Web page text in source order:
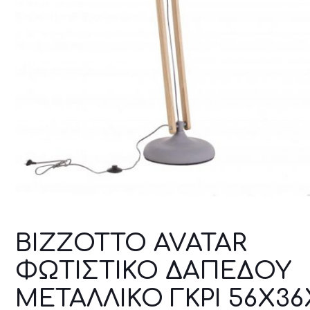
BIZZOTTO AVATAR
ΦΩΤΙΣΤΙΚΟ ΔΑΠΕΔΟΥ
ΜΕΤΑΛΛΙΚΟ ΓΚΡΙ